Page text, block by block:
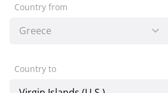
Country from
Country to